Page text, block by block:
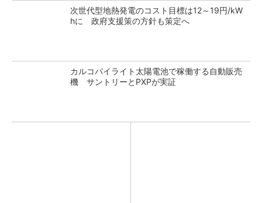
次世代型地熱発電のコスト目標は12～19円/kW
hに 政府支援策の方針も策定へ
カルコパイライト太陽電池で稼働する自動販売
機 サントリーとPXPが実証